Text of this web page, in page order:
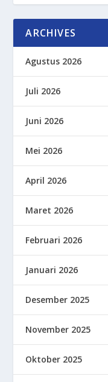
ARCHIVES
Agustus 2026
Juli 2026
Juni 2026
Mei 2026
April 2026
Maret 2026
Februari 2026
Januari 2026
Desember 2025
November 2025
Oktober 2025